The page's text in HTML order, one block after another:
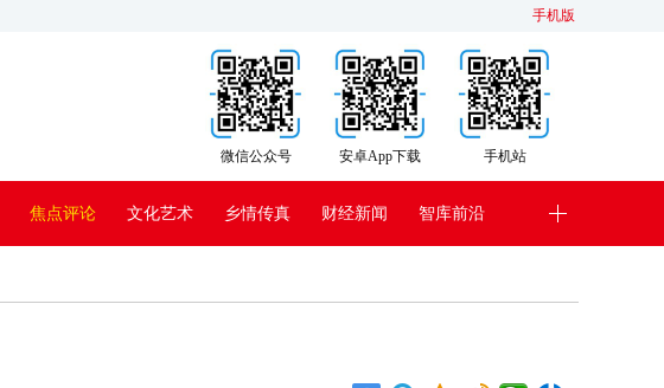
手机版
手机站
安卓App下载
微信公众号
焦点评论 文化艺术 乡情传真 财经新闻 智库前沿